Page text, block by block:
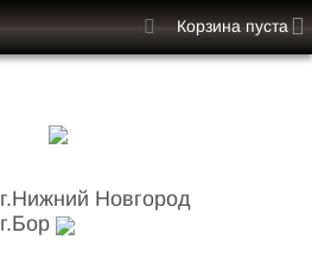
г.Нижний Новгород
г.Бор
Корзина пуста